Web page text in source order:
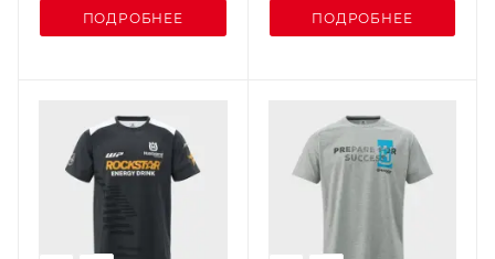
ПОДРОБНЕЕ ПОДРОБНЕЕ